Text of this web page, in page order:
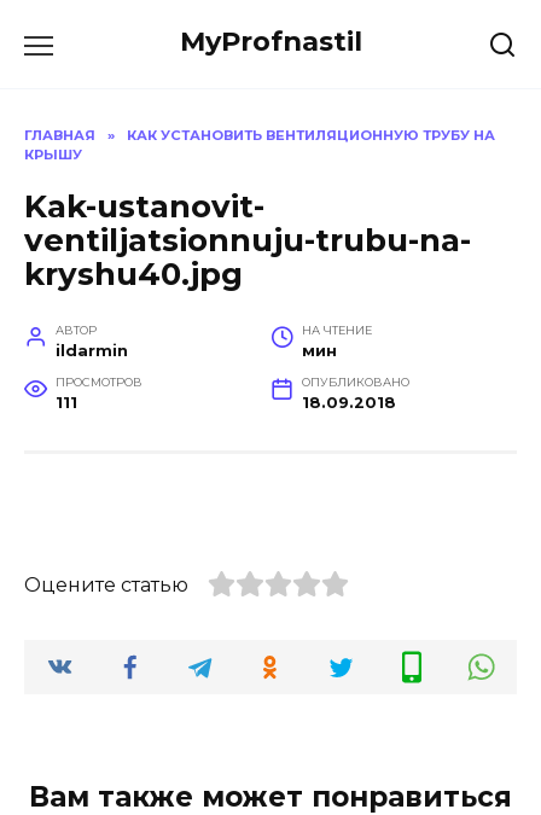
MyProfnastil
ГЛАВНАЯ »
КАК УСТАНОВИТЬ ВЕНТИЛЯЦИОННУЮ ТРУБУ НА
КРЫШУ
Kak-ustanovit-
ventiljatsionnuju-trubu-na-
kryshu40.jpg
АВТОР
ildarmin
НА ЧТЕНИЕ
мин
ПРОСМОТРОВ
111
ОПУБЛИКОВАНО
18.09.2018
Оцените статью
Вам также может понравиться